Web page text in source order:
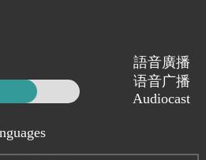
語音廣播
语音广播
Audiocast